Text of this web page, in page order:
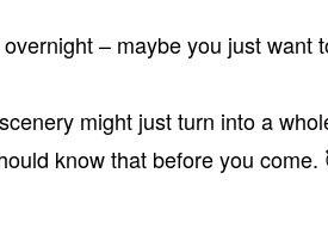
– maybe you just want
might just turn into a
know that before you come.